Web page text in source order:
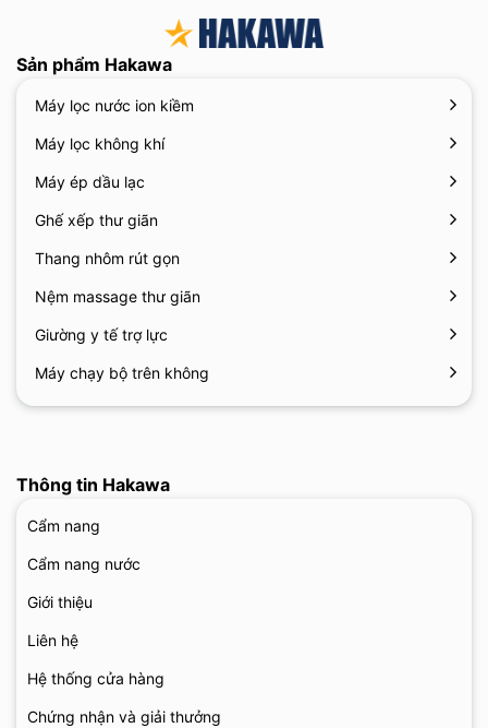
Sản phẩm Hakawa
Máy lọc nước ion kiềm
Máy lọc không khí
Máy ép dầu lạc
Ghế xếp thư giãn
Thang nhôm rút gọn
Nệm massage thư giãn
Giường y tế trợ lực
Máy chạy bộ trên không
Thông tin Hakawa
Cẩm nang
Cẩm nang nước
Giới thiệu
Liên hệ
Hệ thống cửa hàng
Chứng nhận và giải thưởng